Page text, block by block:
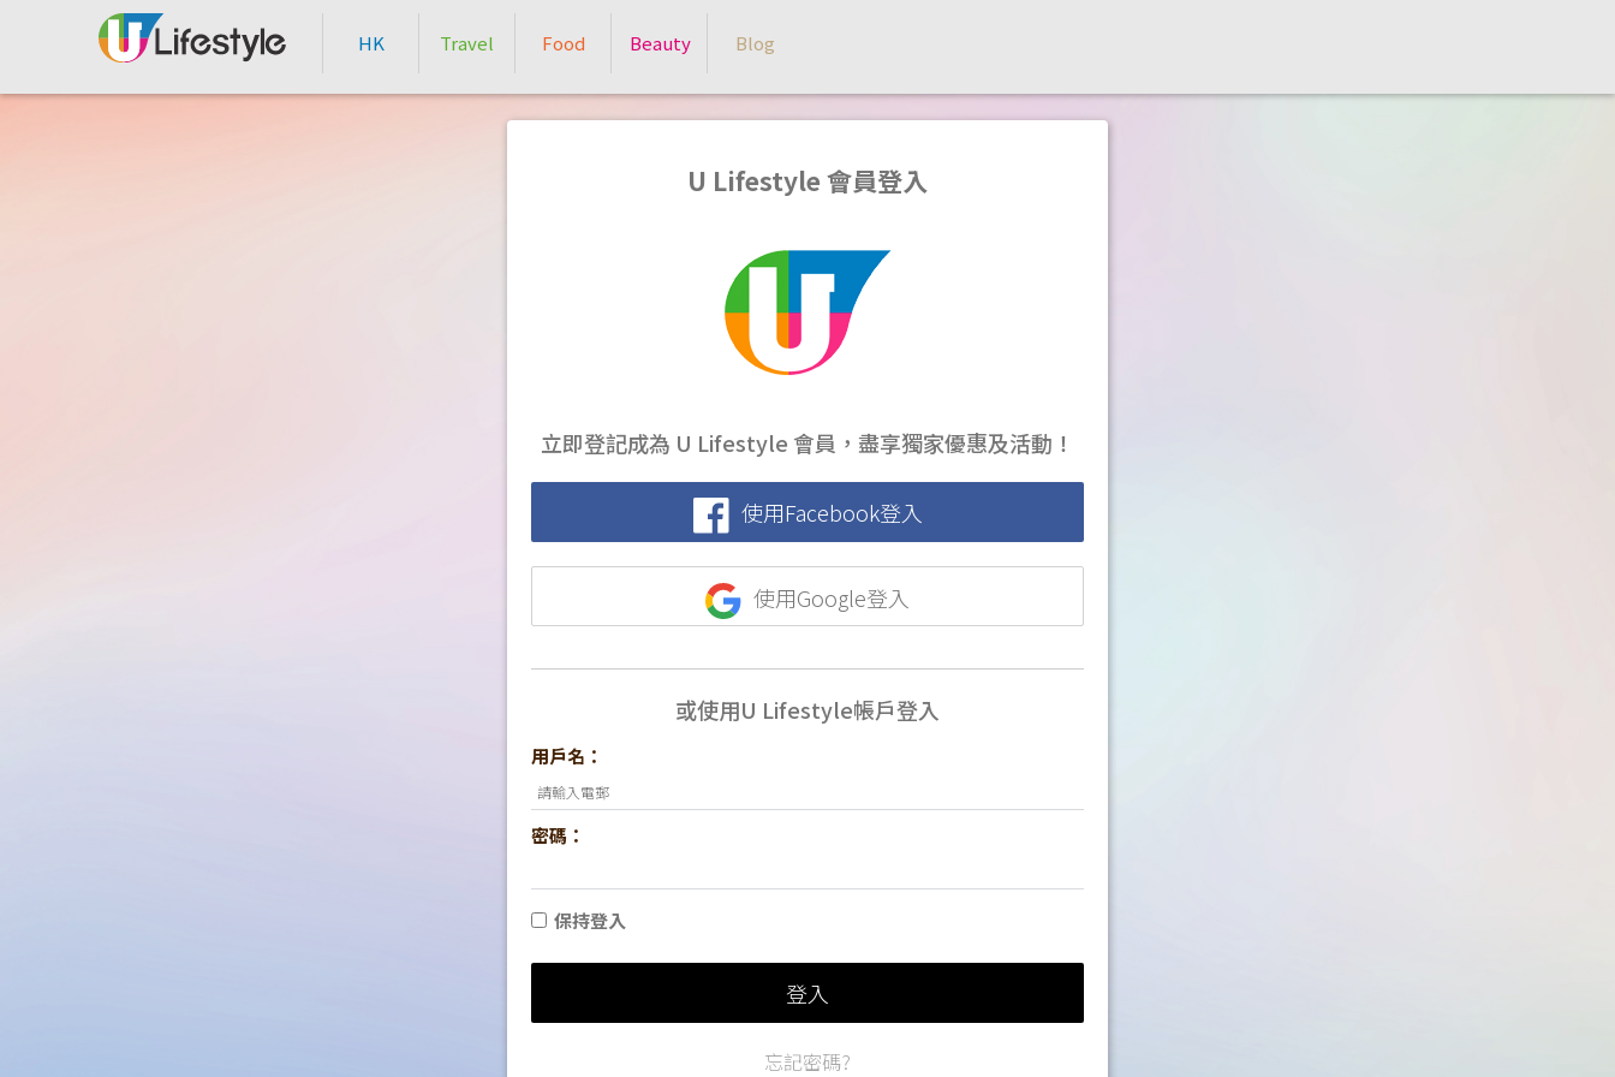
HK Travel Food Beauty Blog
U Lifestyle 會員登入
立即登記成為 U Lifestyle 會員，盡享獨家優惠及活動！
使用Facebook登入
使用Google登入
或使用U Lifestyle帳戶登入
用戶名：
密碼：
保持登入
登入
忘記密碼?